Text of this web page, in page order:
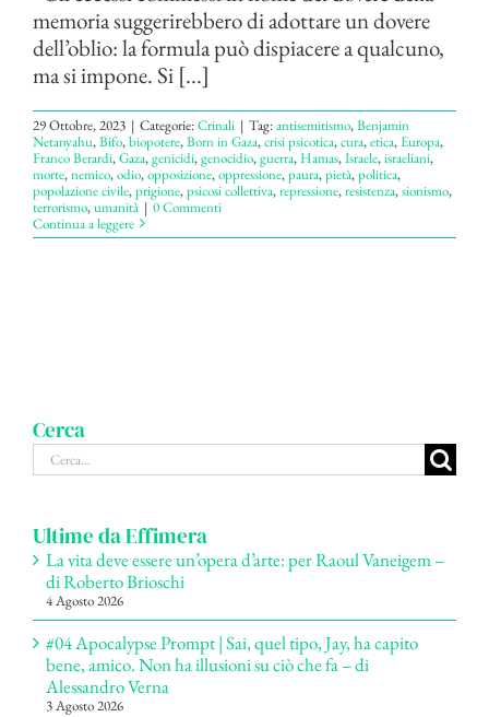
memoria suggerirebbero di adottare un dovere
dell’oblio: la formula può dispiacere a qualcuno,
ma si impone. Si [...]
29 Ottobre, 2023 | Categorie:Crinali | Tag:antisemitismo,Benjamin
Netanyahu,Bifo,biopotere,Born in Gaza,crisi psicotica,cura,etica,Europa,
Franco Berardi,Gaza,genicidi,genocidio,guerra,Hamas,Israele,israeliani,
morte,nemico,odio,opposizione,oppressione,paura,pietà,politica,
popolazione civile,prigione,psicosi collettiva,repressione,resistenza,sionismo,
terrorismo,umanità | 0 Commenti
Continua a leggere
Cerca
Cerca
per:
Ultime da Effimera
La vita deve essere un’opera d’arte: per Raoul Vaneigem –
di Roberto Brioschi
4 Agosto 2026
#04 Apocalypse Prompt | Sai, quel tipo, Jay, ha capito
bene, amico. Non ha illusioni su ciò che fa – di
Alessandro Verna
3 Agosto 2026